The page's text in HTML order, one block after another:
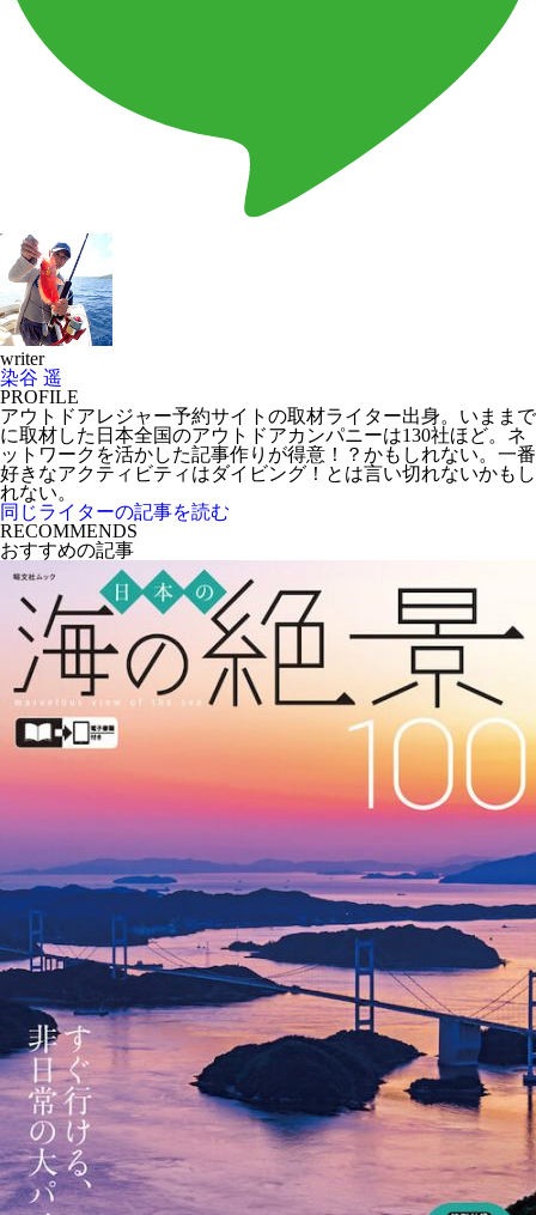
writer
染谷 遥
PROFILE
アウトドアレジャー予約サイトの取材ライター出身。いままで
に取材した日本全国のアウトドアカンパニーは130社ほど。ネ
ットワークを活かした記事作りが得意！？かもしれない。一番
好きなアクティビティはダイビング！とは言い切れないかもし
れない。
同じライターの記事を読む
RECOMMENDS
おすすめの記事